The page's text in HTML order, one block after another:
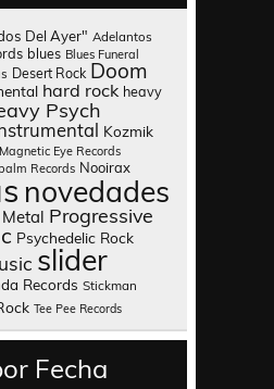
Del Ayer" Adelantos
blues Blues Funeral
Desert Rock Doom
hard rock heavy
Psych
Kozmik
Magnetic Eye Records
Records Nooirax
novedades
Progressive
Psychedelic Rock
slider
Records Stickman
Tee Pee Records
Fecha